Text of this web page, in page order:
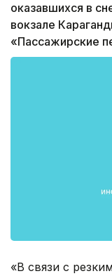
оказавшихся в
вокзале
«Пассажирские
«В связи с